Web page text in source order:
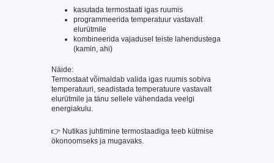
kasutada termostaati igas ruumis
programmeerida temperatuur vastavalt
elurütmile
kombineerida vajadusel teiste lahendustega
(kamin, ahi)
Näide:
Termostaat võimaldab valida igas ruumis sobiva
temperatuuri, seadistada temperatuure vastavalt
elurütmile ja tänu sellele vähendada veelgi
energiakulu.
👉 Nutikas juhtimine termostaadiga teeb kütmise
ökonoomseks ja mugavaks.